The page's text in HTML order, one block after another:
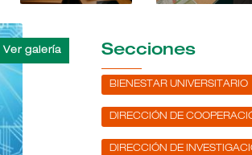
Secciones
BIENESTAR UNIVERSITARIO
DIRECCIÓN DE
DIRECCIÓN DE